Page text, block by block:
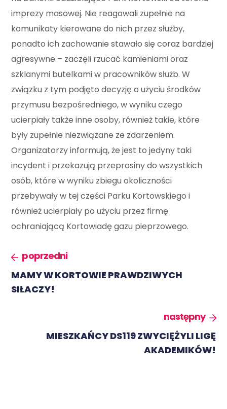
imprezy masowej. Nie reagowali zupełnie na
komunikaty kierowane do nich przez służby,
ponadto ich zachowanie stawało się coraz bardziej
agresywne – zaczęli rzucać kamieniami oraz
szklanymi butelkami w pracowników służb. W
związku z tym podjęto decyzję o użyciu środków
przymusu bezpośredniego, w wyniku czego
ucierpiały także inne osoby, również takie, które
były zupełnie niezwiązane ze zdarzeniem.
Organizatorzy informują, że jest to jedyny taki
incydent i przekazują przeprosiny do wszystkich
osób, które w wyniku zbiegu okoliczności
przebywały w tej części Parku Kortowskiego i
również ucierpiały po użyciu przez firmę
ochraniającą Kortowiadę gazu pieprzowego.
poprzedni
MAMY W KORTOWIE PRAWDZIWYCH
SIŁACZY!
następny
MIESZKAŃCY DS119 ZWYCIĘŻYLI LIGĘ
AKADEMIKÓW!